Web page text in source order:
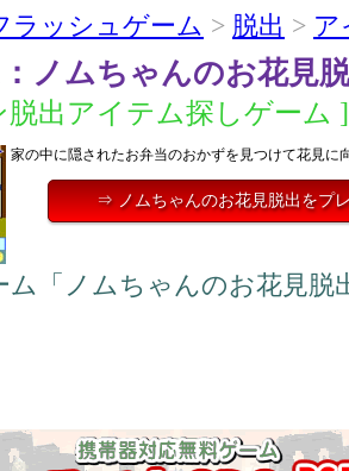
ラッシュゲーム > 脱出 > ア
ノムちゃんのお花見
出アイテム探しゲーム ]
家の中に隠されたお弁当のおかずを見つけて花見に
⇒ ノムちゃんのお花見脱出をプ
「ノムちゃんのお花見脱